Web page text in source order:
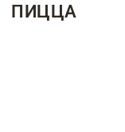
ПИЦЦА